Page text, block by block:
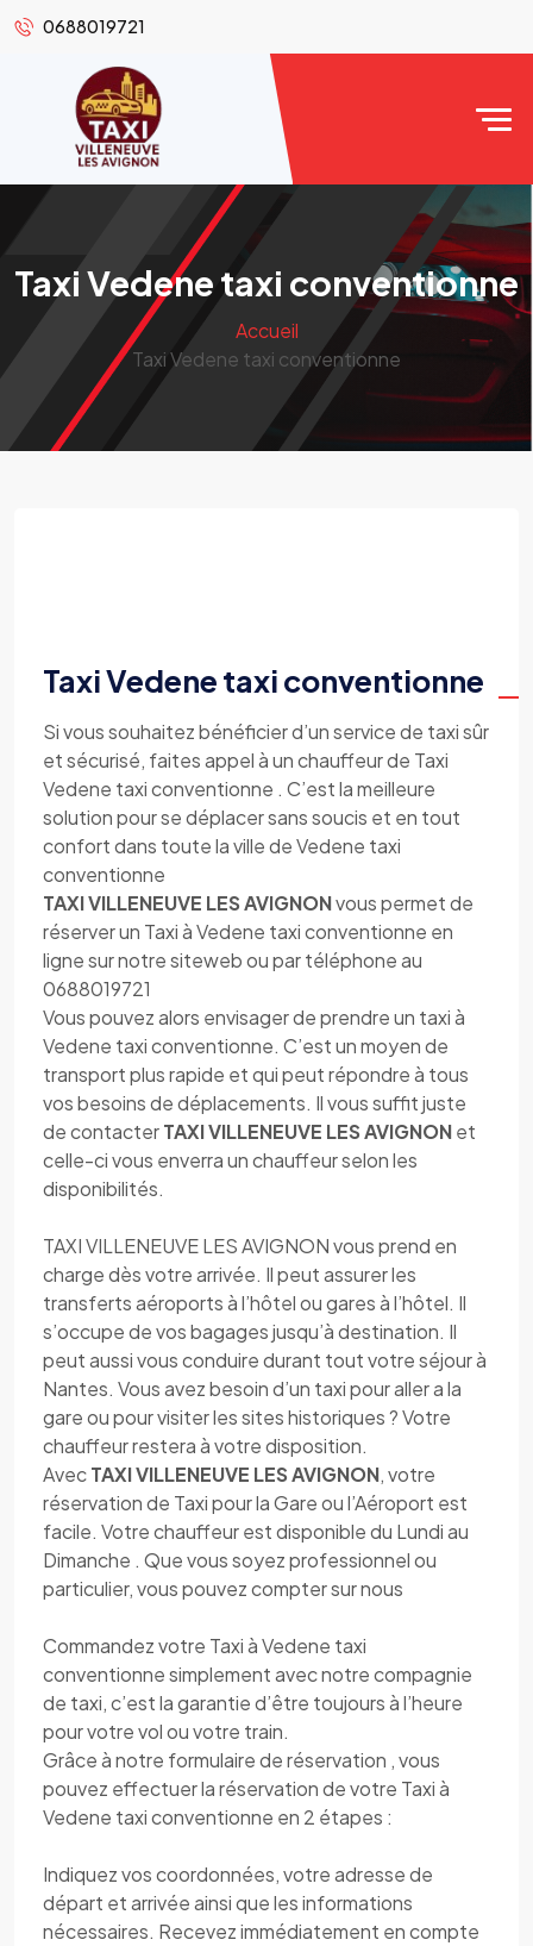
0688019721
Taxi Vedene taxi conventionne
Accueil
Taxi Vedene taxi conventionne
Taxi Vedene taxi conventionne
Si vous souhaitez bénéficier d’un service de taxi sûr
et sécurisé, faites appel à un chauffeur de Taxi
Vedene taxi conventionne . C’est la meilleure
solution pour se déplacer sans soucis et en tout
confort dans toute la ville de Vedene taxi
conventionne
TAXI VILLENEUVE LES AVIGNONvous permet de
réserver un Taxi à Vedene taxi conventionne en
ligne sur notre siteweb ou par téléphone au
0688019721
Vous pouvez alors envisager de prendre un taxi à
Vedene taxi conventionne. C’est un moyen de
transport plus rapide et qui peut répondre à tous
vos besoins de déplacements. Il vous suffit juste
de contacterTAXI VILLENEUVE LES AVIGNONet
celle-ci vous enverra un chauffeur selon les
disponibilités.
TAXI VILLENEUVE LES AVIGNON vous prend en
charge dès votre arrivée. Il peut assurer les
transferts aéroports à l’hôtel ou gares à l’hôtel. Il
s’occupe de vos bagages jusqu’à destination. Il
peut aussi vous conduire durant tout votre séjour à
Nantes. Vous avez besoin d’un taxi pour aller a la
gare ou pour visiter les sites historiques ? Votre
chauffeur restera à votre disposition.
AvecTAXI VILLENEUVE LES AVIGNON, votre
réservation de Taxi pour la Gare ou l’Aéroport est
facile. Votre chauffeur est disponible du Lundi au
Dimanche . Que vous soyez professionnel ou
particulier, vous pouvez compter sur nous
Commandez votre Taxi à Vedene taxi
conventionne simplement avec notre compagnie
de taxi, c’est la garantie d’être toujours à l’heure
pour votre vol ou votre train.
Grâce à notre formulaire de réservation , vous
pouvez effectuer la réservation de votre Taxi à
Vedene taxi conventionne en 2 étapes :
Indiquez vos coordonnées, votre adresse de
départ et arrivée ainsi que les informations
nécessaires. Recevez immédiatement en compte